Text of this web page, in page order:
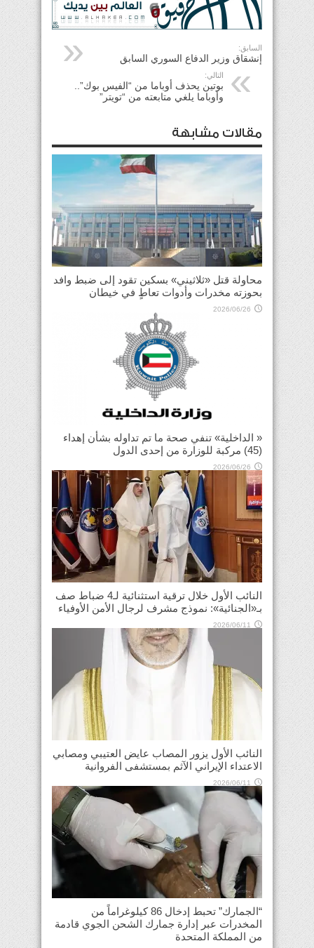
السابق:
إنشقاق وزير الدفاع السوري السابق
التالي:
بوتين يحذف أوباما من “الفيس بوك”..
وأوباما يلغي متابعته من “تويتر”
مقالات مشابهة
محاولة قتل «ثلاثيني» بسكين تقود إلى ضبط وافد
بحوزته مخدرات وأدوات تعاطٍ في خيطان
2026/06/26
« الداخلية» تنفي صحة ما تم تداوله بشأن إهداء
(45) مركبة للوزارة من إحدى الدول
2026/06/26
النائب الأول خلال ترقية استثنائية لـ4 ضباط صف
بـ«الجنائية»: نموذج مشرف لرجال الأمن الأوفياء
2026/06/11
النائب الأول يزور المصاب عايض العتيبي ومصابي
الاعتداء الإيراني الآثم بمستشفى الفروانية
2026/06/11
“الجمارك” تحبط إدخال 86 كيلوغراماً من
المخدرات عبر إدارة جمارك الشحن الجوي قادمة
من المملكة المتحدة